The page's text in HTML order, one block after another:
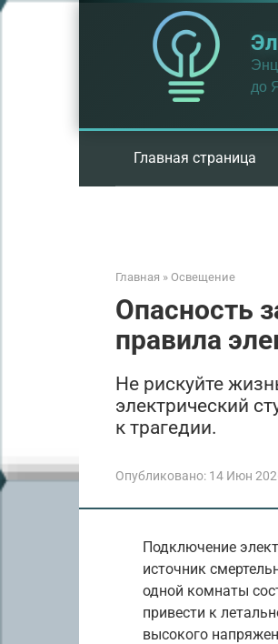
Перейти
до Я
Главная страница
Главная » Освещение
Опасность
правила
Не рискуйте
электрический
к трагедии.
Опубликовано: 14 Июн
Подключение
источник
одной комнаты
привести к
высокого